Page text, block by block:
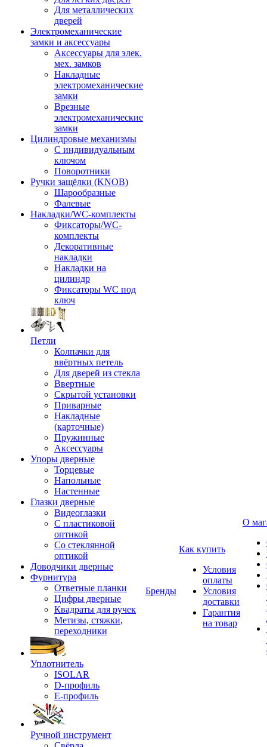
Для металлических
дверей
Электромеханические
замки и аксессуары
Аксессуары для элек.
мех. замков
Накладные
электромеханические
замки
Врезные
электромеханические
замки
Цилиндровые механизмы
С индивидуальным
ключом
Поворотники
Ручки защёлки (KNOB)
Шарообразные
Фалевые
Накладки/WC-комплекты
Фиксаторы/WC-
комплекты
Декоративные
накладки
Накладки на
цилиндр
Фиксаторы WC под
ключ
Петли
Колпачки для
ввёртных петель
Для дверей из стекла
Ввертные
Скрытой установки
Приварные
Накладные
(карточные)
Пружинные
Аксессуары
Упоры дверные
Торцевые
Напольные
Настенные
Глазки дверные
Видеоглазки
С пластиковой
оптикой
Со стеклянной
оптикой
Доводчики дверные
Фурнитура
Ответные планки
Цифры дверные
Квадраты для ручек
Метизы, стяжки,
переходники
Уплотнитель
ISOLAR
D-профиль
Е-профиль
Ручной инструмент
Бренды
Как купить
Условия
оплаты
Условия
доставки
Гарантия
на товар
О